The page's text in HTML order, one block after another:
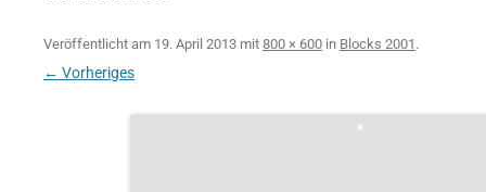
Veröffentlicht am 19. April 2013 mit 800 × 600 in Blocks 2001 .
← Vorheriges